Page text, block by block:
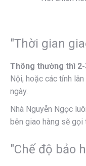
"Thời gian
Thông thường thì
Nội, hoặc các tỉnh
ngày.
Nhà Nguyễn Ngọc
bên giao hàng sẽ gọi
"Chế độ bảo